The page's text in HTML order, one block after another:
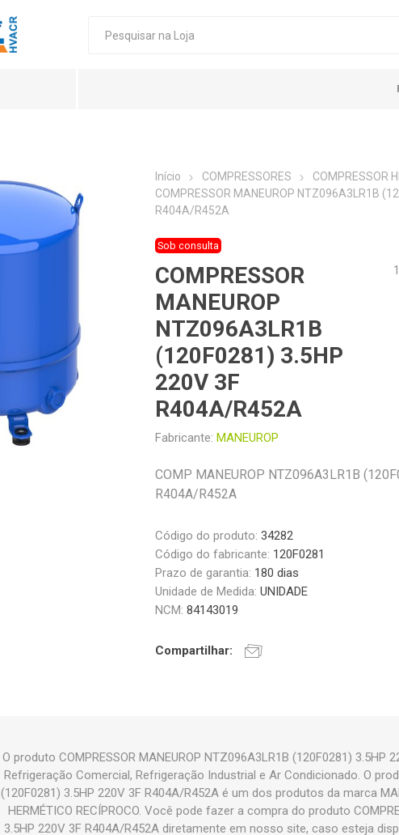
Início COMPRESSORES
COMPRESSOR
COMPRESSOR MANEUROP NTZ096A3LR1B
R404A/R452A
Sob consulta
COMPRESSOR
MANEUROP
NTZ096A3LR1B
(120F0281) 3.5HP
220V 3F
R404A/R452A
Fabricante: MANEUROP
COMP MANEUROP NTZ096A3LR1B
R404A/R452A
Código do produto: 34282
Código do fabricante: 120F0281
Prazo de garantia: 180 dias
Unidade de Medida:UNIDADE
NCM:84143019
Compartilhar:
O produto COMPRESSOR MANEUROP NTZ096A3LR1B (120F0281)
Refrigeração Comercial, Refrigeração Industrial e Ar Condicionado. O
(120F0281) 3.5HP 220V 3F R404A/R452A é um dos produtos da marca
HERMÉTICO RECÍPROCO. Você pode fazer a compra do produto
3.5HP 220V 3F R404A/R452A diretamente em nosso site, caso esteja